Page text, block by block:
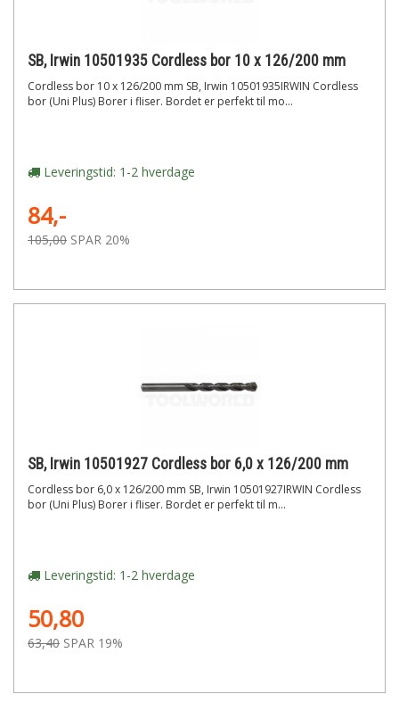
SB, Irwin 10501935 Cordless bor 10 x 126/200 mm
Cordless bor 10 x 126/200 mm SB, Irwin 10501935IRWIN Cordless
bor (Uni Plus) Borer i fliser. Bordet er perfekt til mo...
Leveringstid: 1-2 hverdage
84,-
105,00 SPAR 20%
SB, Irwin 10501927 Cordless bor 6,0 x 126/200 mm
Cordless bor 6,0 x 126/200 mm SB, Irwin 10501927IRWIN Cordless
bor (Uni Plus) Borer i fliser. Bordet er perfekt til m...
Leveringstid: 1-2 hverdage
50,80
63,40 SPAR 19%